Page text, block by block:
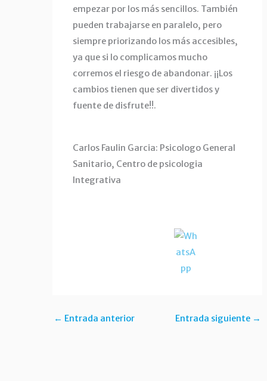
empezar por los más sencillos. También
pueden trabajarse en paralelo, pero
siempre priorizando los más accesibles,
ya que si lo complicamos mucho
corremos el riesgo de abandonar. ¡¡Los
cambios tienen que ser divertidos y
fuente de disfrute!!.
Carlos Faulin Garcia: Psicologo General
Sanitario, Centro de psicologia
Integrativa
← Entrada anterior Entrada siguiente →